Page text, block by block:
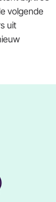
volgende
uit